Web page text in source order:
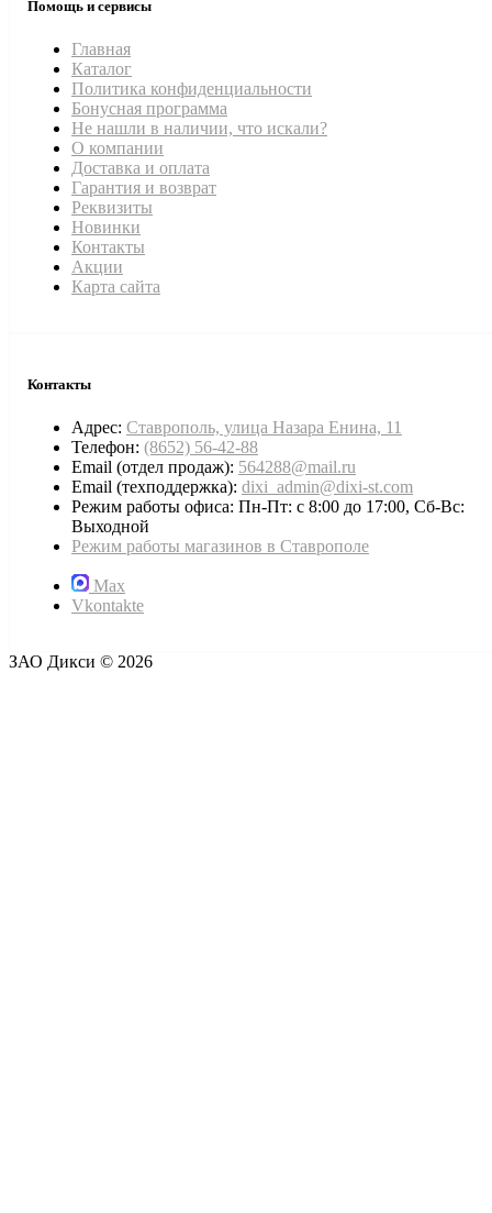
Помощь и сервисы
Главная
Каталог
Политика конфиденциальности
Бонусная программа
Не нашли в наличии, что искали?
О компании
Доставка и оплата
Гарантия и возврат
Реквизиты
Новинки
Контакты
Акции
Карта сайта
Контакты
Адрес: Ставрополь, улица Назара Енина, 11
Телефон: (8652) 56-42-88
Email (отдел продаж): 564288@mail.ru
Email (техподдержка): dixi_admin@dixi-st.com
Режим работы офиса: Пн-Пт: с 8:00 до 17:00, Сб-Вс:
Выходной
Режим работы магазинов в Ставрополе
Max
Vkontakte
ЗАО Дикси © 2026